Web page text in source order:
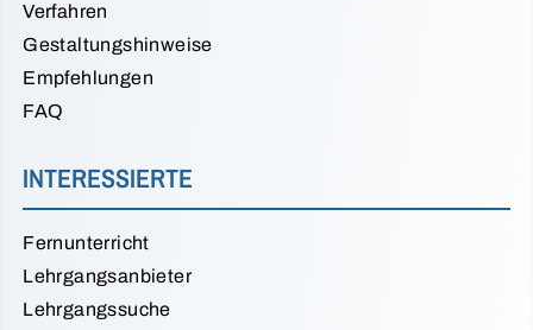
Verfahren
Gestaltungshinweise
Empfehlungen
FAQ
INTERESSIERTE
Fernunterricht
Lehrgangsanbieter
Lehrgangssuche